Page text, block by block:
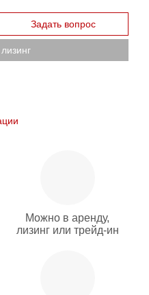
Задать вопрос
Можно в аренду,
лизинг или трейд-ин